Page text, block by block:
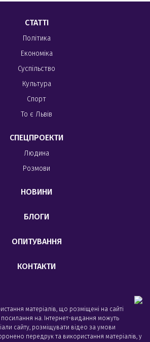
СТАТТІ
Політика
Економіка
Суспільство
Культура
Спорт
То є Львів
СПЕЦПРОЕКТИ
Людина
Розмови
НОВИНИ
БЛОГИ
ОПИТУВАННЯ
КОНТАКТИ
матеріалів, що розміщені на сайті
на. Інтернет-видання можуть
сайту, розміщувати відео за умови
передрук та використання матеріалів, у